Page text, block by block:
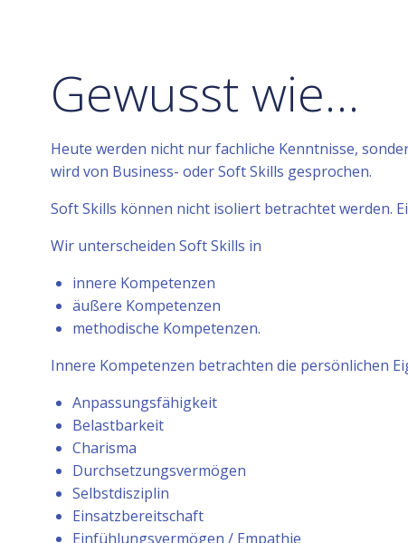
Gewusst wie…
Heute werden nicht nur fachliche Kenntnisse,
wird von Business- oder Soft Skills gesprochen.
Soft Skills können nicht isoliert betrachtet werden.
Wir unterscheiden Soft Skills in
innere Kompetenzen
äußere Kompetenzen
methodische Kompetenzen.
Innere Kompetenzen betrachten die persönlichen
Anpassungsfähigkeit
Belastbarkeit
Charisma
Durchsetzungsvermögen
Selbstdisziplin
Einsatzbereitschaft
Einfühlungsvermögen / Empathie